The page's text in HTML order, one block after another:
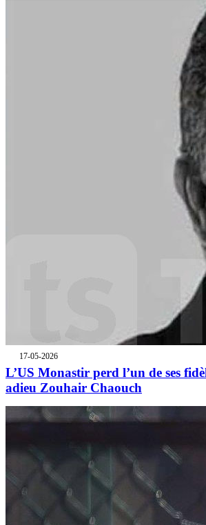
17-05-2026
L’US Monastir perd l’un de ses
adieu Zouhair Chaouch